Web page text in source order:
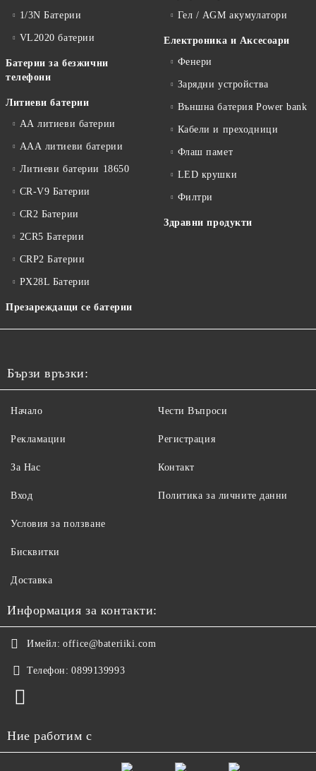
1/3N Батерии
VL2020 батерии
Батерии за безжични
телефони
Литиеви батерии
АА литиеви батерии
ААА литиеви батерии
Литиеви батерии 18650
CR-V9 Батерии
CR2 Батерии
2CR5 Батерии
CRP2 Батерии
PX28L Батерии
Презареждащи се батерии
Гел / AGM акумулатори
Електроника и Аксесоари
Фенери
Зарядни устройства
Външна батерия Power bank
Кабели и преходници
Флаш памет
LED крушки
Филтри
Здравни продукти
Бързи връзки:
Начало
Рекламации
За Нас
Вход
Чести Въпроси
Регистрация
Контакт
Политика за личните данни
Условия за ползване
Бисквитки
Доставка
Информация за контакти:
Имейл: office@bateriiki.com
Телефон: 0899139993
Ние работим с